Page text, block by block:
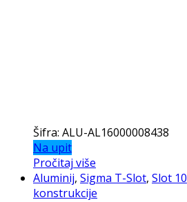
Šifra: ALU-AL16000008438
Na upit
Pročitaj više
Aluminij, Sigma T-Slot, Slot 10
konstrukcije